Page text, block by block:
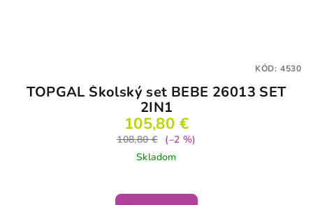
TOPGAL Školský set BEBE 26013 SET
2IN1
105,80 €
108,80 €
(–2 %)
Skladom
KÓD: 4530